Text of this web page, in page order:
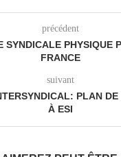
précédent
SYNDICALE PHYSIQUE
FRANCE
suivant
PLAN
À ESI